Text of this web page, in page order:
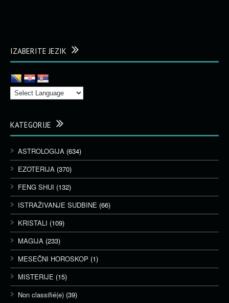
IZABERITE JEZIK
KATEGORIJE
ASTROLOGIJA (634)
EZOTERIJA (370)
FENG SHUI (132)
ISTRAŽIVANJE SUDBINE (66)
KRISTALI (109)
MAGIJA (233)
MESEČNI HOROSKOP (1)
MISTERIJE (15)
Non classifié(e) (39)